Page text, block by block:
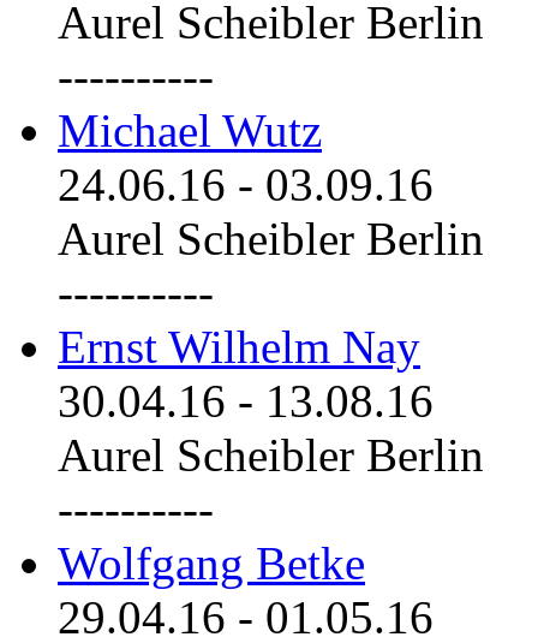
Aurel Scheibler Berlin
----------
Michael Wutz
24.06.16 - 03.09.16
Aurel Scheibler Berlin
----------
Ernst Wilhelm Nay
30.04.16 - 13.08.16
Aurel Scheibler Berlin
----------
Wolfgang Betke
29.04.16 - 01.05.16